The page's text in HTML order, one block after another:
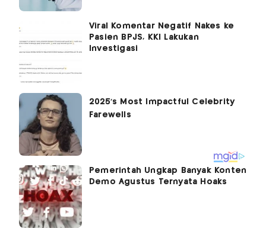
Viral Komentar Negatif Nakes ke
Pasien BPJS, KKI Lakukan
Investigasi
Pemerintah Ungkap Banyak Konten
Demo Agustus Ternyata Hoaks